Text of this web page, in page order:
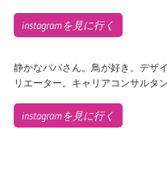
instagramを見に行く
静かなパパさん。鳥が好き。デザ
リエーター。キャリアコンサルタン
instagramを見に行く